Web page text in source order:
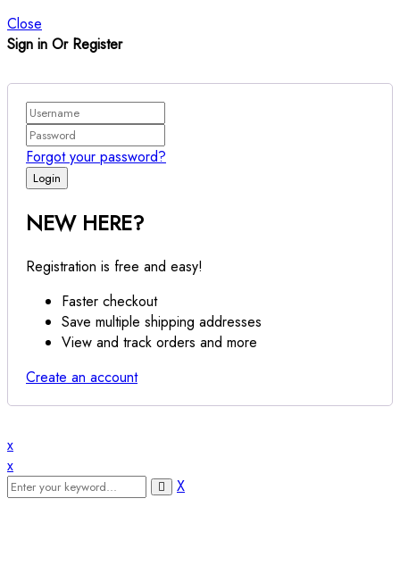
Close
Sign in Or Register
Forgot your password?
NEW HERE?
Registration is free and easy!
Faster checkout
Save multiple shipping addresses
View and track orders and more
Create an account
x
x
X